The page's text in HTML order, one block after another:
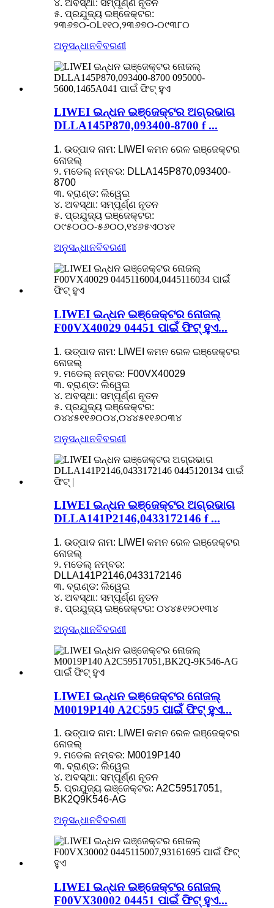
୪. ଅବସ୍ଥା: ସମ୍ପୂର୍ଣ୍ଣ ନୂତନ
୫. ପ୍ରଯୁଜ୍ୟ ଇଞ୍ଜେକ୍ଟର:
୨୩୬୭୦-୦L୧୧୦,୨୩୬୭୦-୦୯୩୮୦
ଅନୁସନ୍ଧାନବିବରଣୀ
LIWEI ଇନ୍ଧନ ଇଞ୍ଜେକ୍ଟର ଅଗ୍ରଭାଗ
DLLA145P870,093400-8700 f ...
1. ଉତ୍ପାଦ ନାମ: LIWEI କମନ ରେଳ ଇଞ୍ଜେକ୍ଟର
ନୋଜଲ୍
୨. ମଡେଲ୍ ନମ୍ବର: DLLA145P870,093400-
8700
୩. ବ୍ରାଣ୍ଡ: ଲିୱେଇ
୪. ଅବସ୍ଥା: ସମ୍ପୂର୍ଣ୍ଣ ନୂତନ
୫. ପ୍ରଯୁଜ୍ୟ ଇଞ୍ଜେକ୍ଟର:
୦୯୫୦୦୦-୫୬୦୦,୧୪୬୫ଏ୦୪୧
ଅନୁସନ୍ଧାନବିବରଣୀ
LIWEI ଇନ୍ଧନ ଇଞ୍ଜେକ୍ଟର ନୋଜଲ୍
F00VX40029 04451 ପାଇଁ ଫିଟ୍ ହୁଏ...
1. ଉତ୍ପାଦ ନାମ: LIWEI କମନ ରେଳ ଇଞ୍ଜେକ୍ଟର
ନୋଜଲ୍
୨. ମଡେଲ୍ ନମ୍ବର: F00VX40029
୩. ବ୍ରାଣ୍ଡ: ଲିୱେଇ
୪. ଅବସ୍ଥା: ସମ୍ପୂର୍ଣ୍ଣ ନୂତନ
୫. ପ୍ରଯୁଜ୍ୟ ଇଞ୍ଜେକ୍ଟର:
୦୪୪୫୧୧୬୦୦୪,୦୪୪୫୧୧୬୦୩୪
ଅନୁସନ୍ଧାନବିବରଣୀ
LIWEI ଇନ୍ଧନ ଇଞ୍ଜେକ୍ଟର ଅଗ୍ରଭାଗ
DLLA141P2146,0433172146 f ...
1. ଉତ୍ପାଦ ନାମ: LIWEI କମନ ରେଳ ଇଞ୍ଜେକ୍ଟର
ନୋଜଲ୍
୨. ମଡେଲ୍ ନମ୍ବର:
DLLA141P2146,0433172146
୩. ବ୍ରାଣ୍ଡ: ଲିୱେଇ
୪. ଅବସ୍ଥା: ସମ୍ପୂର୍ଣ୍ଣ ନୂତନ
୫. ପ୍ରଯୁଜ୍ୟ ଇଞ୍ଜେକ୍ଟର: ୦୪୪୫୧୨୦୧୩୪
ଅନୁସନ୍ଧାନବିବରଣୀ
LIWEI ଇନ୍ଧନ ଇଞ୍ଜେକ୍ଟର ନୋଜଲ୍
M0019P140 A2C595 ପାଇଁ ଫିଟ୍ ହୁଏ...
1. ଉତ୍ପାଦ ନାମ: LIWEI କମନ ରେଳ ଇଞ୍ଜେକ୍ଟର
ନୋଜଲ୍
୨. ମଡେଲ ନମ୍ବର: M0019P140
୩. ବ୍ରାଣ୍ଡ: ଲିୱେଇ
୪. ଅବସ୍ଥା: ସମ୍ପୂର୍ଣ୍ଣ ନୂତନ
5. ପ୍ରଯୁଜ୍ୟ ଇଞ୍ଜେକ୍ଟର: A2C59517051,
BK2Q9K546-AG
ଅନୁସନ୍ଧାନବିବରଣୀ
LIWEI ଇନ୍ଧନ ଇଞ୍ଜେକ୍ଟର ନୋଜଲ୍
F00VX30002 04451 ପାଇଁ ଫିଟ୍ ହୁଏ...